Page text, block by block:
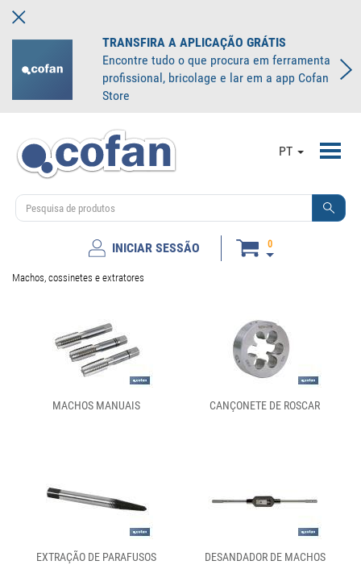
TRANSFIRA A APLICAÇÃO GRÁTIS
Encontre tudo o que procura em ferramenta
profissional, bricolage e lar em a app Cofan
Store
PT
INICIAR SESSÃO 0
Machos, cossinetes e extratores
MACHOS MANUAIS CANÇONETE DE ROSCAR
EXTRAÇÃO DE PARAFUSOS DESANDADOR DE MACHOS